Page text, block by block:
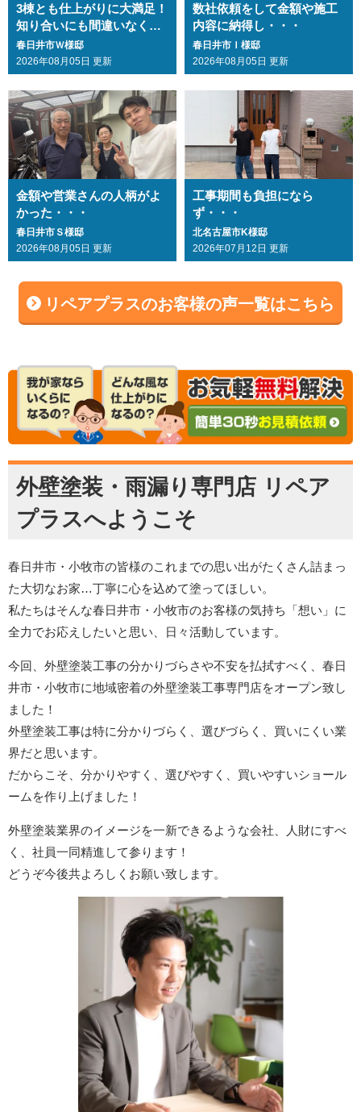
3棟とも仕上がりに大満足！
知り合いにも間違いなくお
勧めします・・・
春日井市Ｗ様邸
2026年08月05日 更新
数社依頼をして金額や施工
内容に納得し・・・
春日井市Ｉ様邸
2026年08月05日 更新
金額や営業さんの人柄がよ
かった・・・
春日井市Ｓ様邸
2026年08月05日 更新
工事期間も負担になら
ず・・・
北名古屋市K様邸
2026年07月12日 更新
リペアプラスのお客様の声一覧はこちら
外壁塗装・雨漏り専門店 リペア
プラスへようこそ
春日井市・小牧市の皆様のこれまでの思い出がたくさん詰まっ
た大切なお家…丁寧に心を込めて塗ってほしい。
私たちはそんな春日井市・小牧市のお客様の気持ち「想い」に
全力でお応えしたいと思い、日々活動しています。
今回、外壁塗装工事の分かりづらさや不安を払拭すべく、春日
井市・小牧市に地域密着の外壁塗装工事専門店をオープン致し
ました！
外壁塗装工事は特に分かりづらく、選びづらく、買いにくい業
界だと思います。
だからこそ、分かりやすく、選びやすく、買いやすいショール
ームを作り上げました！
外壁塗装業界のイメージを一新できるような会社、人財にすべ
く、社員一同精進して参ります！
どうぞ今後共よろしくお願い致します。